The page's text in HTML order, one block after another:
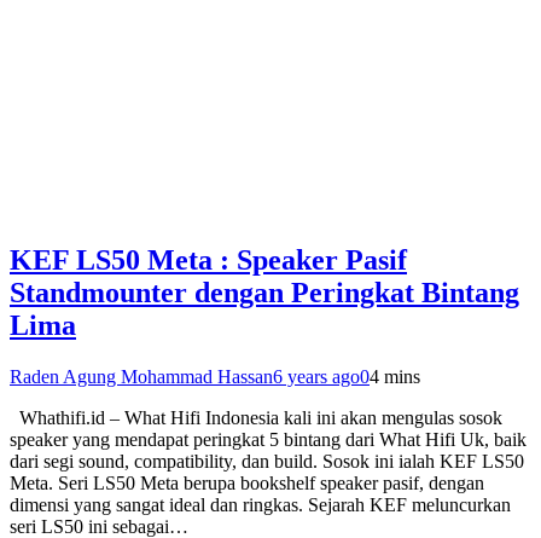
KEF LS50 Meta : Speaker Pasif
Standmounter dengan Peringkat Bintang
Lima
Raden Agung Mohammad Hassan6 years ago04 mins
Whathifi.id – What Hifi Indonesia kali ini akan mengulas sosok
speaker yang mendapat peringkat 5 bintang dari What Hifi Uk, baik
dari segi sound, compatibility, dan build. Sosok ini ialah KEF LS50
Meta. Seri LS50 Meta berupa bookshelf speaker pasif, dengan
dimensi yang sangat ideal dan ringkas. Sejarah KEF meluncurkan
seri LS50 ini sebagai…